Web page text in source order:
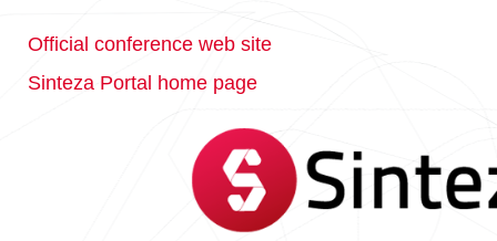
Official conference web site
Sinteza Portal home page